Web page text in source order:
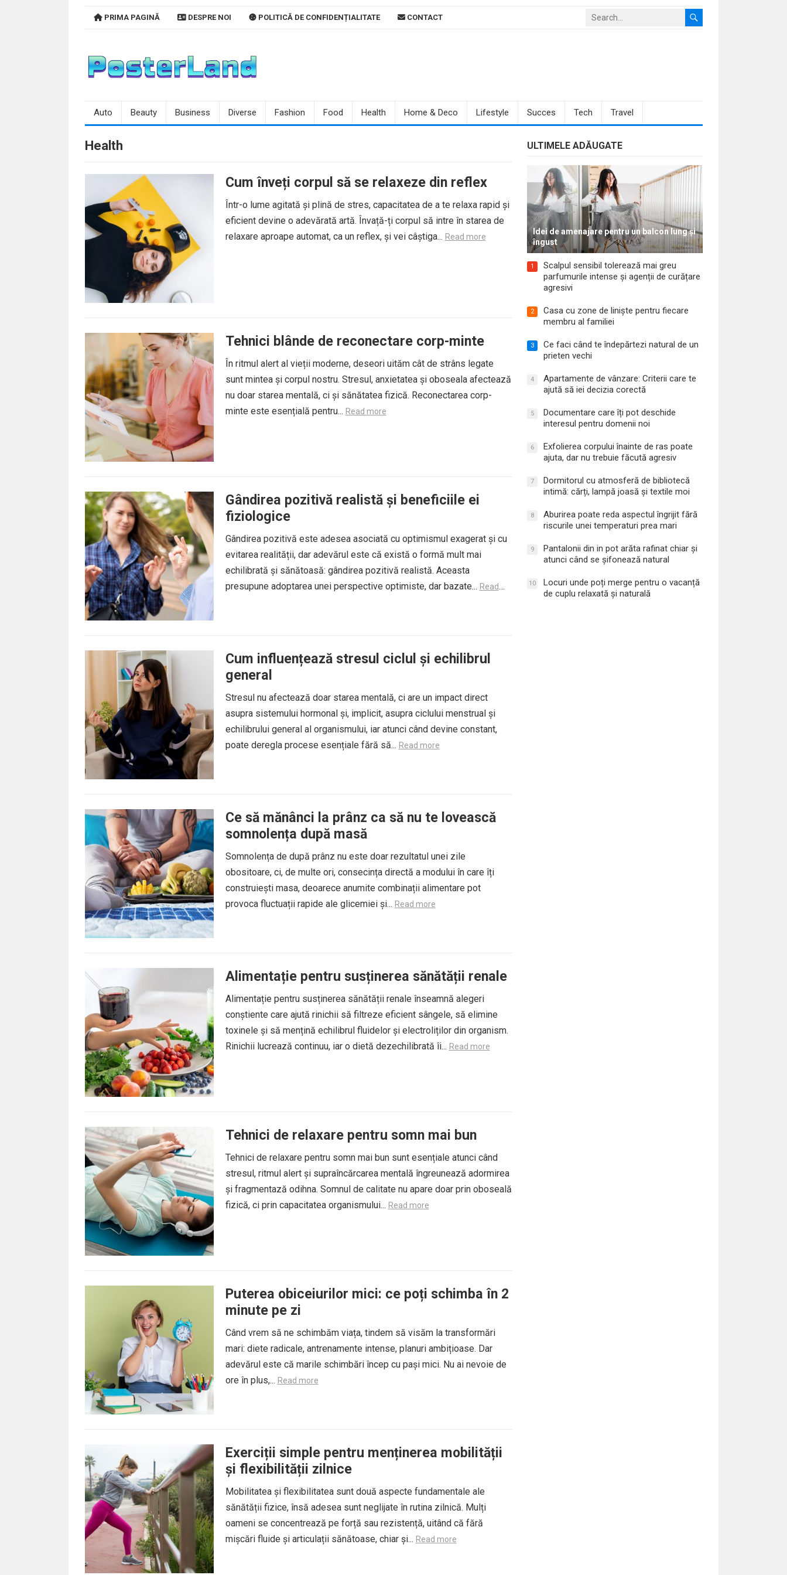
PRIMA PAGINĂ DESPRE NOI POLITICĂ DE CONFIDENȚIALITATE CONTACT
Auto Beauty Business Diverse Fashion Food Health Home & Deco Lifestyle Succes Tech Travel
Health
Cum înveți corpul să se relaxeze din reflex
Într-o lume agitată și plină de stres, capacitatea de a te relaxa rapid și
eficient devine o adevărată artă. Învață-ți corpul să intre în starea de
relaxare aproape automat, ca un reflex, și vei câștiga... Read more
Tehnici blânde de reconectare corp-minte
În ritmul alert al vieții moderne, deseori uităm cât de strâns legate
sunt mintea și corpul nostru. Stresul, anxietatea și oboseala afectează
nu doar starea mentală, ci și sănătatea fizică. Reconectarea corp-
minte este esențială pentru... Read more
Gândirea pozitivă realistă și beneficiile ei
fiziologice
Gândirea pozitivă este adesea asociată cu optimismul exagerat și cu
evitarea realității, dar adevărul este că există o formă mult mai
echilibrată și sănătoasă: gândirea pozitivă realistă. Aceasta
presupune adoptarea unei perspective optimiste, dar bazate... Read
Cum influențează stresul ciclul și echilibrul
general
Stresul nu afectează doar starea mentală, ci are un impact direct
asupra sistemului hormonal și, implicit, asupra ciclului menstrual și
echilibrului general al organismului, iar atunci când devine constant,
poate deregla procese esențiale fără să... Read more
Ce să mănânci la prânz ca să nu te lovească
somnolența după masă
Somnolența de după prânz nu este doar rezultatul unei zile
obositoare, ci, de multe ori, consecința directă a modului în care îți
construiești masa, deoarece anumite combinații alimentare pot
provoca fluctuații rapide ale glicemiei și... Read more
Alimentație pentru susținerea sănătății renale
Alimentație pentru susținerea sănătății renale înseamnă alegeri
conștiente care ajută rinichii să filtreze eficient sângele, să elimine
toxinele și să mențină echilibrul fluidelor și electroliților din organism.
Rinichii lucrează continuu, iar o dietă dezechilibrată îi... Read more
Tehnici de relaxare pentru somn mai bun
Tehnici de relaxare pentru somn mai bun sunt esențiale atunci când
stresul, ritmul alert și supraîncărcarea mentală îngreunează adormirea
și fragmentază odihna. Somnul de calitate nu apare doar prin oboseală
fizică, ci prin capacitatea organismului... Read more
Puterea obiceiurilor mici: ce poți schimba în 2
minute pe zi
Când vrem să ne schimbăm viața, tindem să visăm la transformări
mari: diete radicale, antrenamente intense, planuri ambițioase. Dar
adevărul este că marile schimbări încep cu pași mici. Nu ai nevoie de
ore în plus,... Read more
Exerciții simple pentru menținerea mobilității
și flexibilității zilnice
Mobilitatea și flexibilitatea sunt două aspecte fundamentale ale
sănătății fizice, însă adesea sunt neglijate în rutina zilnică. Mulți
oameni se concentrează pe forță sau rezistență, uitând că fără
mișcări fluide și articulații sănătoase, chiar și... Read more
ULTIMELE ADĂUGATE
Idei de amenajare pentru un balcon lung și
îngust
1
Scalpul sensibil tolerează mai greu
parfumurile intense și agenții de curățare
agresivi
2
Casa cu zone de liniște pentru fiecare
membru al familiei
3
Ce faci când te îndepărtezi natural de un
prieten vechi
4
Apartamente de vânzare: Criterii care te
ajută să iei decizia corectă
5
Documentare care îți pot deschide
interesul pentru domenii noi
6
Exfolierea corpului înainte de ras poate
ajuta, dar nu trebuie făcută agresiv
7
Dormitorul cu atmosferă de bibliotecă
intimă: cărți, lampă joasă și textile moi
8
Aburirea poate reda aspectul îngrijit fără
riscurile unei temperaturi prea mari
9
Pantalonii din in pot arăta rafinat chiar și
atunci când se șifonează natural
10
Locuri unde poți merge pentru o vacanță
de cuplu relaxată și naturală